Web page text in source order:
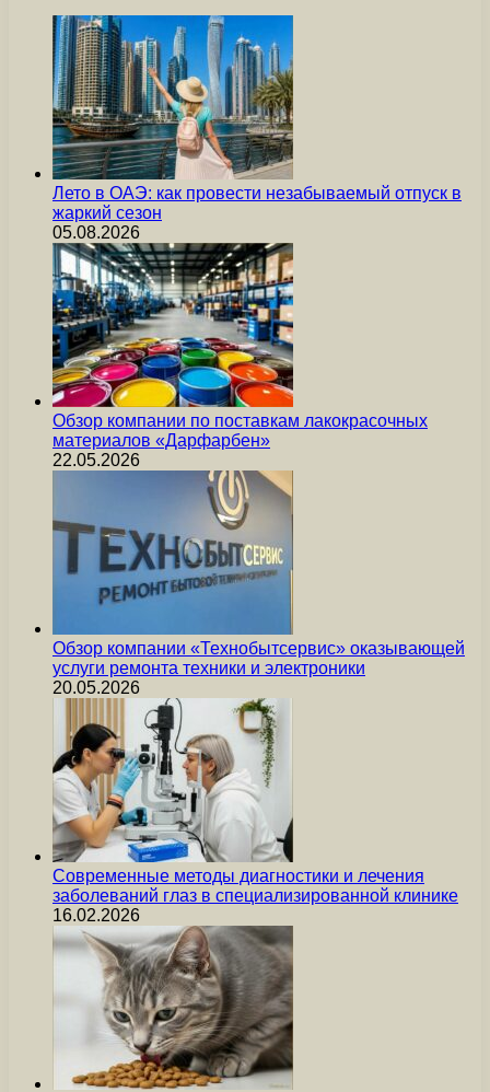
Лето в ОАЭ: как провести незабываемый отпуск в
жаркий сезон
05.08.2026
Обзор компании по поставкам лакокрасочных
материалов «Дарфарбен»
22.05.2026
Обзор компании «Технобытсервис» оказывающей
услуги ремонта техники и электроники
20.05.2026
Современные методы диагностики и лечения
заболеваний глаз в специализированной клинике
16.02.2026